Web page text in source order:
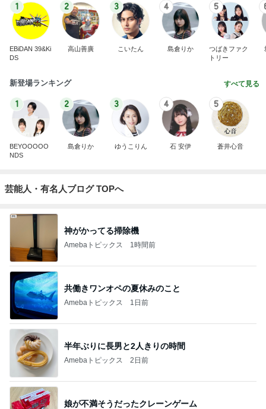
1
EBiDAN 39&Ki
DS
2
高山善廣
3
こいたん
4
島倉りか
5
つばきファク
トリー
新登場ランキング すべて見る
1
BEYOOOOO
NDS
2
島倉りか
3
ゆうこりん
4
石 安伊
5
蒼井心音
芸能人・有名人ブログ TOPへ
神がかってる掃除機
Amebaトピックス 1時間前
共働きワンオペの夏休みのこと
Amebaトピックス 1日前
半年ぶりに長男と2人きりの時間
Amebaトピックス 2日前
娘が不満そうだったクレーンゲーム